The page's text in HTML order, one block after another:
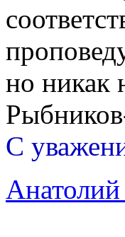
но никак
С